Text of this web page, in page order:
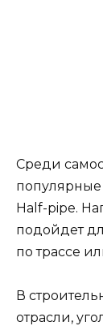
Среди
популярные
Half-pipe.
подойдет
по трассе
В
отрасли,